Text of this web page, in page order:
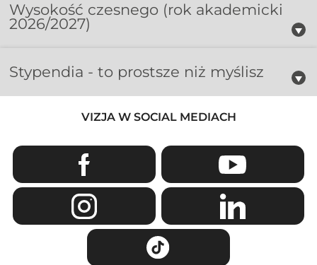
Wysokość czesnego (rok akademicki
2026/2027)
Stypendia - to prostsze niż myślisz
VIZJA W SOCIAL MEDIACH